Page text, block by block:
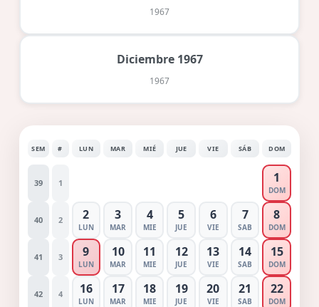
1967
Diciembre 1967
1967
SEM # LUN MAR MIÉ JUE VIE SÁB DOM
39 1 1
DOM
40 2 2
LUN
3
MAR
4
MIE
5
JUE
6
VIE
7
SAB
8
DOM
41 3 9
LUN
10
MAR
11
MIE
12
JUE
13
VIE
14
SAB
15
DOM
42 4 16
LUN
17
MAR
18
MIE
19
JUE
20
VIE
21
SAB
22
DOM